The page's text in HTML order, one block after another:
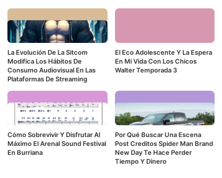
La Evolución De La Sitcom
Modifica Los Hábitos De
Consumo Audiovisual En Las
Plataformas De Streaming
El Eco Adolescente Y La Espera
En Mi Vida Con Los Chicos
Walter Temporada 3
Cómo Sobrevivir Y Disfrutar Al
Máximo El Arenal Sound Festival
En Burriana
Por Qué Buscar Una Escena
Post Creditos Spider Man Brand
New Day Te Hace Perder
Tiempo Y Dinero